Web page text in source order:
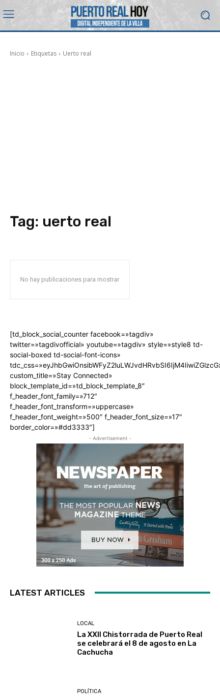
Inicio Etiquetas Uerto real
Tag: uerto real
No hay publicaciones para mostrar
[td_block_social_counter facebook=»tagdiv»
twitter=»tagdivofficial» youtube=»tagdiv» style=»style8 td-
social-boxed td-social-font-icons»
custom_title=»Stay Connected»
block_template_id=»td_block_template_8″
f_header_font_family=»712″
f_header_font_transform=»uppercase»
f_header_font_weight=»500″ f_header_font_size=»17″
border_color=»#dd3333″]
- Advertisement -
LATEST ARTICLES
LOCAL
La XXII Chistorrada de Puerto Real
se celebrará el 8 de agosto en La
Cachucha
POLÍTICA